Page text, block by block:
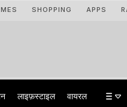
SHOPPING APPS
लाइफ़स्टाइल वायरल